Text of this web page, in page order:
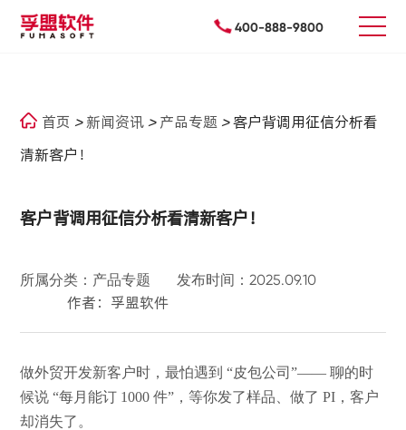
400-888-9800
首页 > 新闻资讯 > 产品专题 >客户背调用征信分析看
清新客户！
客户背调用征信分析看清新客户！
所属分类：产品专题 发布时间：2025.09.10
作者：孚盟软件
做外贸开发新客户时，最怕遇到 “皮包公司”—— 聊的时
候说 “每月能订 1000 件”，等你发了样品、做了 PI，客户
却消失了 。